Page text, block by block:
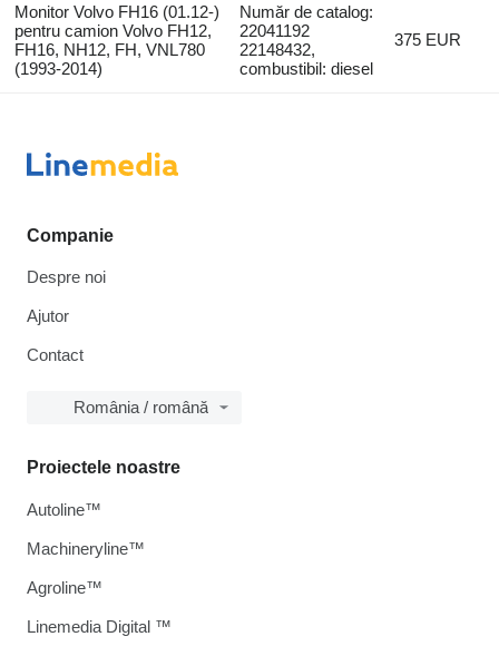
Monitor Volvo FH16 (01.12-)
pentru camion Volvo FH12,
FH16, NH12, FH, VNL780
(1993-2014)
Număr de catalog:
22041192
22148432,
combustibil: diesel
375 EUR
Companie
Despre noi
Ajutor
Contact
România / română
Proiectele noastre
Autoline™
Machineryline™
Agroline™
Linemedia Digital ™